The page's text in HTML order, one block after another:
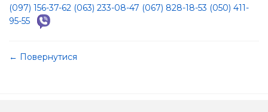
(097) 156-37-62 (063) 233-08-47 (067) 828-18-53 (050) 411-
95-55
← Повернутися